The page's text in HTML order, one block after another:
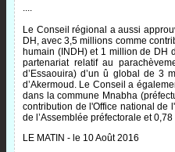
....
Le Conseil régional a aussi
DH, avec 3,5 millions comme
humain (INDH) et 1 million de DH
partenariat relatif au
d’Essaouira) d’un û global de 3
d’Akermoud. Le Conseil a
dans la commune Mnabha
contribution de l'Office national de
de l’Assemblée préfectorale et
LE MATIN - le 10 Août 2016